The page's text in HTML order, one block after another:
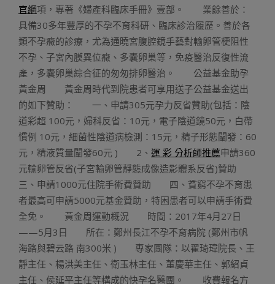
官網項，專著《婦產科臨床手冊》壹部。 業餘善於：
具備30多年豐厚的不孕不育科研、臨床診治履歷。善於各
類不孕癥的診療，尤為通曉宮腹腔鏡手藝對輸卵管梗阻性
不孕、子宮內膜異位癥、多囊卵巢等，免疫醫治反復性流
產，多囊卵巢綜合征的匆匆排卵醫治。 公益基金助孕
黃金周 黃金周時代到院患者可享用送子公益基金送出
的如下贊助： 一、申請305元孕力反省贊助(包括：陰
道彩超 100元，婦科反省：10元，電子陰道鏡50元，白帶
慣例 10元，細菌性陰道病檢測：15元，精子形態闡發：60
元，精液質量闡發60元 ) 2、 運 彩 分析師推薦申請360
元輸卵管反省(子宮輸卵管靜態成像造影體系反省)贊助
三、申請1000元住院手術費贊助 四、貧窮不孕不育患
者最高可申請5000元基金贊助，特困患者可以申請手術費
全免。 黃金周運動概況 時間：2017年4月27日
——5月3日 所在：鄭州長江不孕不育病院 (鄭州市帆
海路與碧云路 南300米 ) 專家團隊：以翟琦瑋院長、王
靜主任、楊洪美主任、衛玉林主任、董慶華主任、郭紹貞
主任、侯延平主任等構成的快孕名醫團。 收費報名方